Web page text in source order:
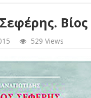
529 Views